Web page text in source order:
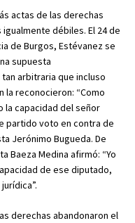
actas de las derechas
débiles. El 24 de
de Burgos, Estévanez se
supuesta
arbitraria que incluso
la reconocieron: “Como
capacidad del señor
partido voto en contra de
Jerónimo Bugueda. De
Baeza Medina afirmó: “Yo
de ese diputado,
derechas abandonaron el